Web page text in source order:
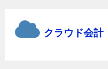
クラウド会計